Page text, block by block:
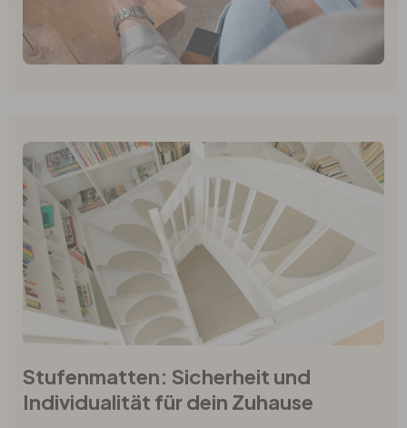
Stufenmatten: Sicherheit und
Individualität für dein Zuhause